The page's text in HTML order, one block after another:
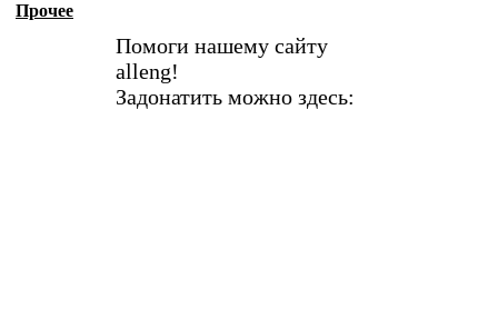
Прочее
Помоги нашему сайту
alleng!
Задонатить можно здесь: